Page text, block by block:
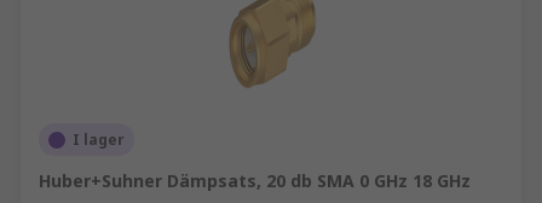
I lager
Huber+Suhner Dämpsats, 20 db SMA 0 GHz 18 GHz